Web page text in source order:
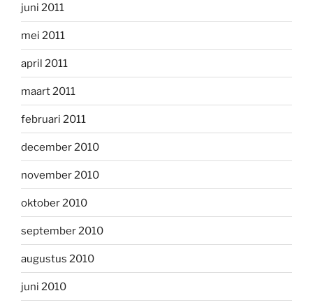
juni 2011
mei 2011
april 2011
maart 2011
februari 2011
december 2010
november 2010
oktober 2010
september 2010
augustus 2010
juni 2010